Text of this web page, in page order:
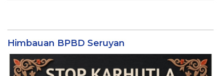
Himbauan BPBD Seruyan